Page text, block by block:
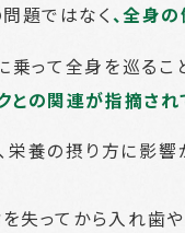
題ではなく、全身
って全身を巡ること
の関連が指摘され
栄養の摂り方に影響
ってから入れ歯